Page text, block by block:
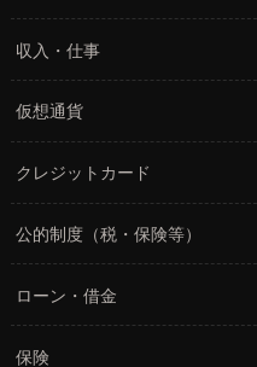
収入・仕事
仮想通貨
クレジットカード
公的制度（税・保険等）
ローン・借金
保険